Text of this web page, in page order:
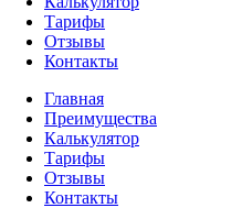
Тарифы
Отзывы
Контакты
Главная
Преимущества
Калькулятор
Тарифы
Отзывы
Контакты